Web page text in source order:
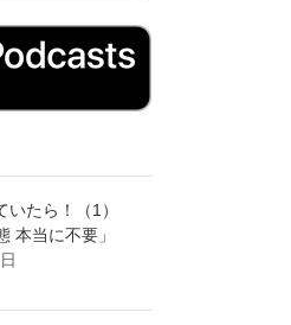
いたら！（1）
本当に不要」